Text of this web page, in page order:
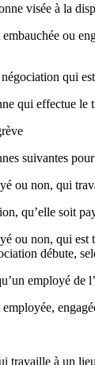
visée à la
ou
qui
qui effectue le
suivantes
ou non, qui
qu’elle soit
ou non, qui est
débute,
employé de
travaille à un